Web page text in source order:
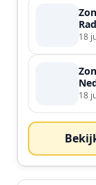
de
18
18